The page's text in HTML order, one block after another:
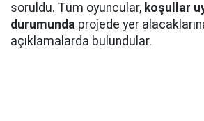
soruldu. Tüm oyuncular, koşullar
durumunda projede yer
açıklamalarda bulundular.